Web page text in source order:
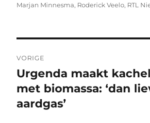
op
Marjan Minnesma, Roderick Veelo, RTL
navigatie
VORIGE
Vorig
bericht:
Urgenda maakt
met biomassa: ‘dan
aardgas’